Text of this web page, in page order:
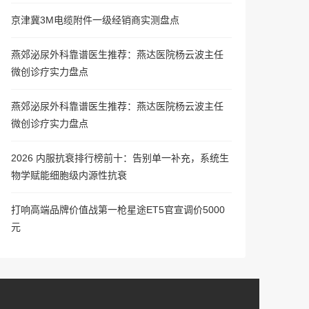
京津冀3M电缆附件一级经销商实测盘点
燕郊泌尿外科靠谱医生推荐：燕达医院杨云波主任
微创诊疗实力盘点
燕郊泌尿外科靠谱医生推荐：燕达医院杨云波主任
微创诊疗实力盘点
2026 内服抗衰排行榜前十：告别单一补充，系统生
物学赋能细胞级内源性抗衰
打响高端品牌价值战第一枪星途ET5官宣调价5000
元